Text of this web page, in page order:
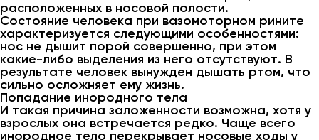
расположенных в носовой полости.
Состояние человека при вазомоторном рините
характеризуется следующими особенностями:
нос не дышит порой совершенно, при этом
какие-либо выделения из него отсутствуют. В
результате человек вынужден дышать ртом, что
сильно осложняет ему жизнь.
Попадание инородного тела
И такая причина заложенности возможна, хотя у
взрослых она встречается редко. Чаще всего
инородное тело перекрывает носовые ходы у